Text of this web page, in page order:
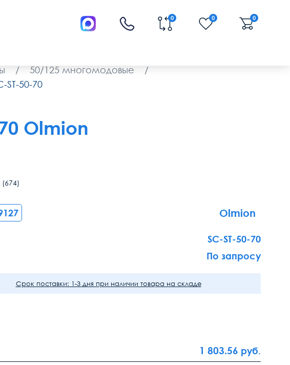
0 0 0
/ 50/125 многомодовые
/
50-70
Olmion
(674)
Olmion
SC-ST-50-70
По запросу
Срок поставки: 1-3 дня при наличии товара на складе
1 803.56 руб.